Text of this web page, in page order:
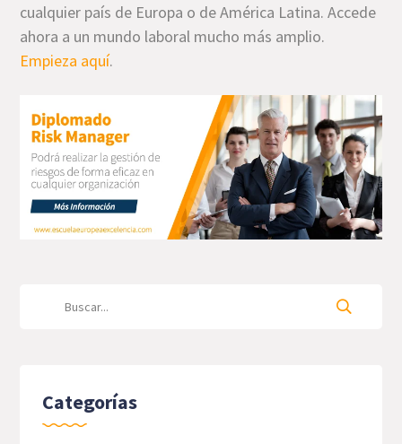
cualquier país de Europa o de América Latina. Accede
ahora a un mundo laboral mucho más amplio.
Empieza aquí.
Categorías